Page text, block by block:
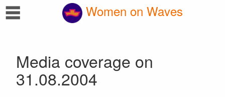
☰ Women on Waves
Media coverage on
31.08.2004